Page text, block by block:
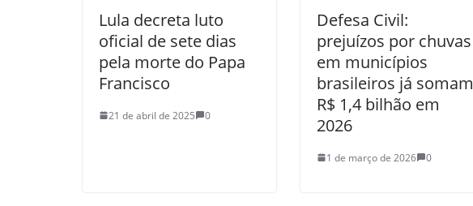
Lula decreta luto
oficial de sete dias
pela morte do Papa
Francisco
21 de abril de 2025 0
Defesa Civil:
prejuízos por chuvas
em municípios
brasileiros já somam
R$ 1,4 bilhão em
2026
1 de março de 2026 0